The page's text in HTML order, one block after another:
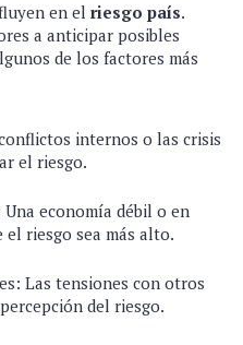
en el riesgo país.
a anticipar posibles
de los factores más
internos o las crisis
el riesgo.
economía débil o en
el riesgo sea más alto.
Las tensiones con otros
del riesgo.